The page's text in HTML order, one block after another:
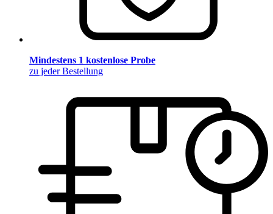
Mindestens 1 kostenlose Probe
zu jeder Bestellung